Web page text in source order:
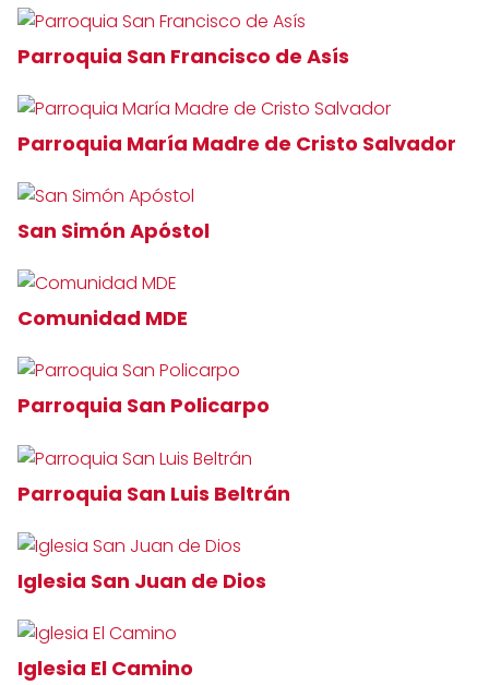
Parroquia San Francisco de Asís
Parroquia María Madre de Cristo Salvador
San Simón Apóstol
Comunidad MDE
Parroquia San Policarpo
Parroquia San Luis Beltrán
Iglesia San Juan de Dios
Iglesia El Camino